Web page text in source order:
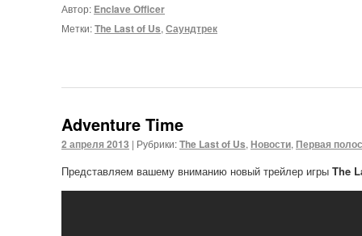
Автор: Enclave Officer
Метки:The Last of Us, Саундтрек
Adventure Time
2 апреля 2013 | Рубрики:The Last of Us, Новости, Первая
Представляем вашему вниманию новый трейлер игры The